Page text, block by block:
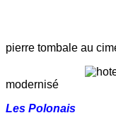
Comte
pierre tombale au
modernisé
Les Polonais